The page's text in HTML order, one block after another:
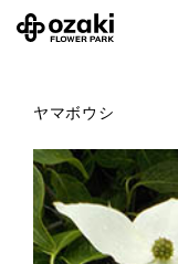
ヤマボウシ